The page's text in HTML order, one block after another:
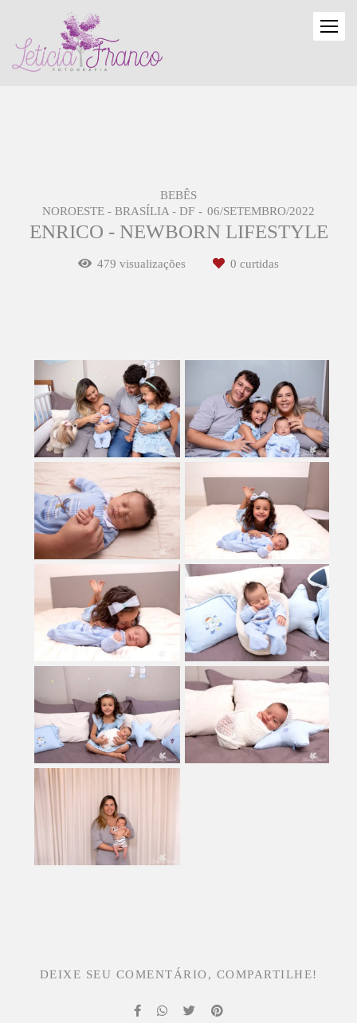
BEBÊS
NOROESTE - BRASÍLIA - DF
06/SETEMBRO/2022
ENRICO - NEWBORN LIFESTYLE
479 visualizações 0 curtidas
DEIXE SEU COMENTÁRIO, COMPARTILHE!